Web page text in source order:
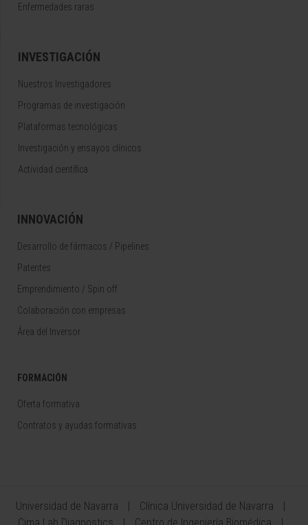
Enfermedades raras
INVESTIGACIÓN
Nuestros Investigadores
Programas de investigación
Plataformas tecnológicas
Investigación y ensayos clínicos
Actividad científica
INNOVACIÓN
Desarrollo de fármacos / Pipelines
Patentes
Emprendimiento / Spin off
Colaboración con empresas
Área del Inversor
FORMACIÓN
Oferta formativa
Contratos y ayudas formativas
Universidad de Navarra
Clínica Universidad de Navarra
Cima Lab Diagnostics
Centro de Ingeniería Biomédica